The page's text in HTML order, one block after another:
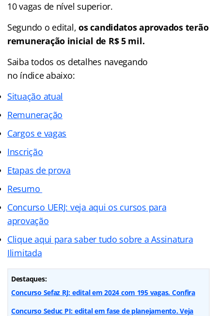
10 vagas de nível superior.
Segundo o edital,os candidatos aprovados terão
remuneração inicial de R$ 5 mil.
Saiba todos os detalhes navegando
no índice abaixo:
Situação atual
Remuneração
Cargos e vagas
Inscrição
Etapas de prova
Resumo
Concurso UERJ: veja aqui os cursos para
aprovação
Clique aqui para saber tudo sobre a Assinatura
Ilimitada
Destaques:
Concurso Sefaz RJ: edital em 2024 com 195 vagas. Confira
Concurso Seduc PI: edital em fase de planejamento. Veja